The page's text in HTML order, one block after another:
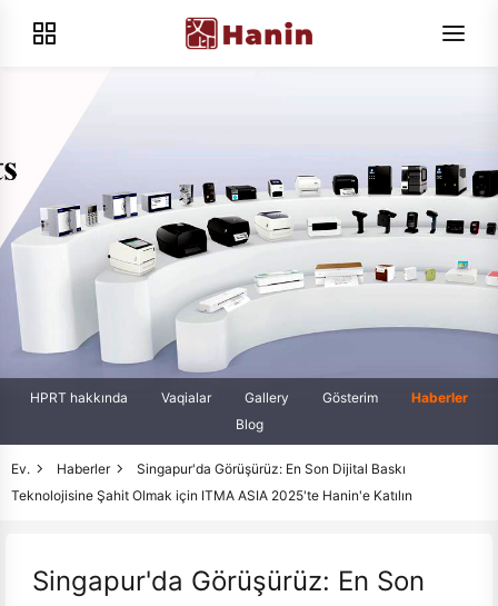
HPRT hakkında Vaqialar Gallery Gösterim
Haberler
Blog
Ev. Haberler
Singapur'da Görüşürüz: En Son Dijital Baskı
Teknolojisine Şahit Olmak için ITMA ASIA 2025'te Hanin'e Katılın
Singapur'da Görüşürüz: En Son